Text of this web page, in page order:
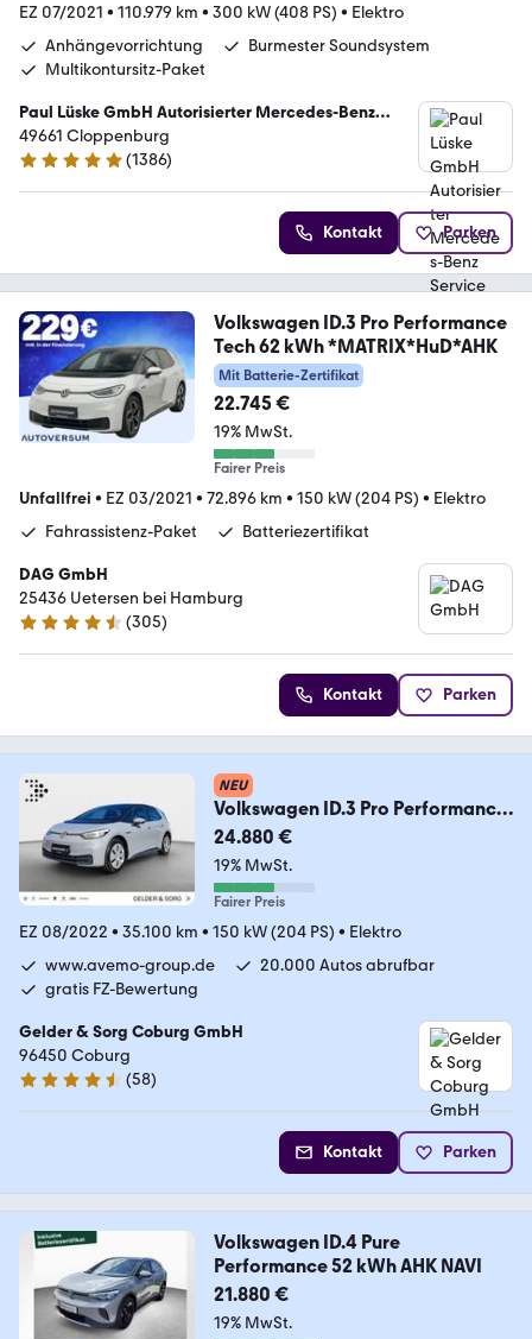
EZ 07/2021 • 110.979 km • 300 kW (408 PS) • Elektro
Anhängevorrichtung
Burmester Soundsystem
Multikontursitz-Paket
Paul Lüske GmbH Autorisierter Mercedes-Benz
Service & Junge Sterne Verkauf
49661 Cloppenburg
4.9 Sterne
(1386)
Kontakt Parken
Volkswagen ID.3 Pro Performance
Tech 62 kWh *MATRIX*HuD*AHK
Mit Batterie-Zertifikat
22.745 €
19% MwSt.
Fairer Preis
Unfallfrei • EZ 03/2021 • 72.896 km • 150 kW (204 PS) • Elektro
Fahrassistenz-Paket
Batteriezertifikat
DAG GmbH
25436 Uetersen bei Hamburg
4.5 Sterne
(305)
Kontakt Parken
NEU
Volkswagen ID.3 Pro Performance
589km/WLTP*RFK*Navi*LED*ACC
24.880 €
19% MwSt.
Fairer Preis
EZ 08/2022 • 35.100 km • 150 kW (204 PS) • Elektro
www.avemo-group.de
20.000 Autos abrufbar
gratis FZ-Bewertung
Gelder & Sorg Coburg GmbH
96450 Coburg
4.5 Sterne
(58)
Kontakt Parken
Volkswagen ID.4 Pure
Performance 52 kWh AHK NAVI
21.880 €
19% MwSt.